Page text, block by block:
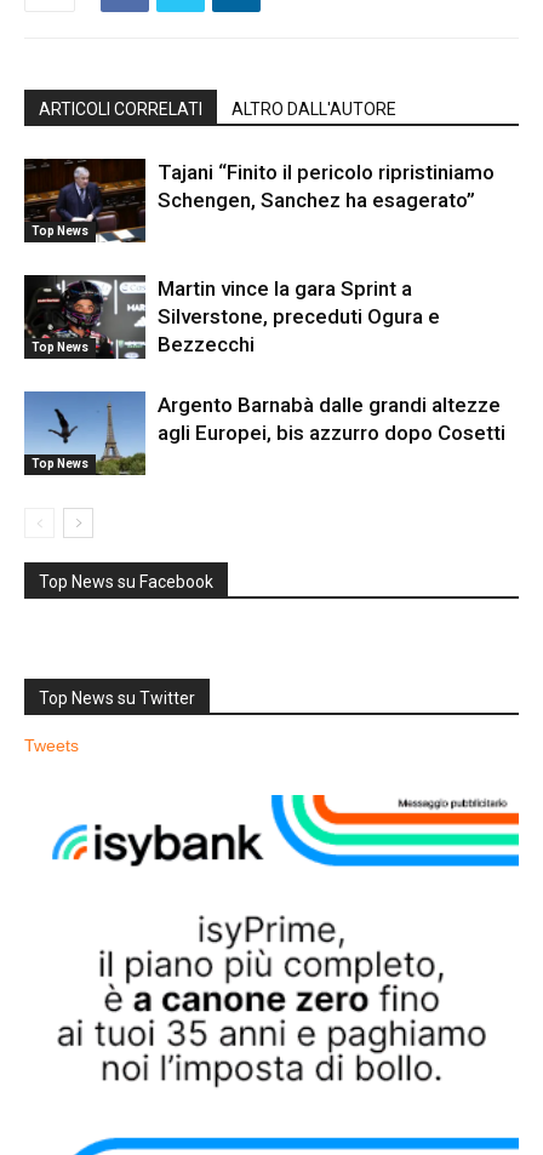
ARTICOLI CORRELATI ALTRO DALL'AUTORE
Top News
Tajani “Finito il pericolo ripristiniamo
Schengen, Sanchez ha esagerato”
Top News
Martin vince la gara Sprint a
Silverstone, preceduti Ogura e
Bezzecchi
Top News
Argento Barnabà dalle grandi altezze
agli Europei, bis azzurro dopo Cosetti
Top News su Facebook
Top News su Twitter
Tweets